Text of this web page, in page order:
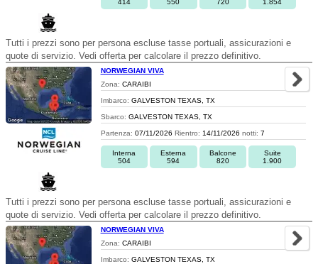
414 550 720 1.854
Tutti i prezzi sono per persona escluse tasse portuali, assicurazioni e
quote di servizio. Vedi offerta per calcolare il prezzo definitivo.
NORWEGIAN VIVA
Zona: CARAIBI
Imbarco: GALVESTON TEXAS, TX
Sbarco: GALVESTON TEXAS, TX
Partenza: 07/11/2026 Rientro: 14/11/2026 notti: 7
Interna
504
Esterna
594
Balcone
820
Suite
1.900
Tutti i prezzi sono per persona escluse tasse portuali, assicurazioni e
quote di servizio. Vedi offerta per calcolare il prezzo definitivo.
NORWEGIAN VIVA
Zona: CARAIBI
Imbarco: GALVESTON TEXAS, TX